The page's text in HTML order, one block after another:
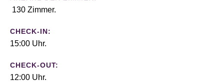
130 Zimmer.
CHECK-IN:
15:00 Uhr.
CHECK-OUT:
12:00 Uhr.